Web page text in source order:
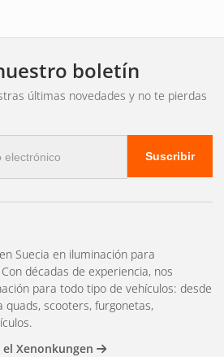
y atractivo.boletín
últimas novedades y no te pierdas
Suscribir
Suecia en iluminación para
décadas de experiencia, nos
para todo tipo de vehículos: desde
quads, scooters, furgonetas,
Xenonkungen